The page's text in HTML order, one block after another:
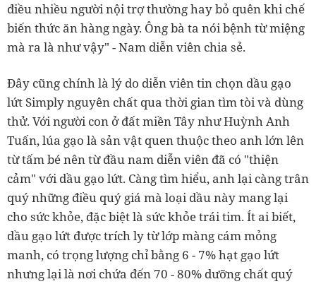
điều nhiều người nội trợ thường hay bỏ quên khi chế
biến thức ăn hàng ngày. Ông bà ta nói bệnh từ miệng
mà ra là như vậy" - Nam diễn viên chia sẻ.
Đây cũng chính là lý do diễn viên tin chọn dầu gạo
lứt Simply nguyên chất qua thời gian tìm tòi và dùng
thử. Với người con ở đất miền Tây như Huỳnh Anh
Tuấn, lúa gạo là sản vật quen thuộc theo anh lớn lên
từ tấm bé nên từ đầu nam diễn viên đã có "thiện
cảm" với dầu gạo lứt. Càng tìm hiểu, anh lại càng trân
quý những điều quý giá mà loại dầu này mang lại
cho sức khỏe, đặc biệt là sức khỏe trái tim. Ít ai biết,
dầu gạo lứt được trích ly từ lớp màng cám mỏng
manh, có trọng lượng chỉ bằng 6 - 7% hạt gạo lứt
nhưng lại là nơi chứa đến 70 - 80% dưỡng chất quý